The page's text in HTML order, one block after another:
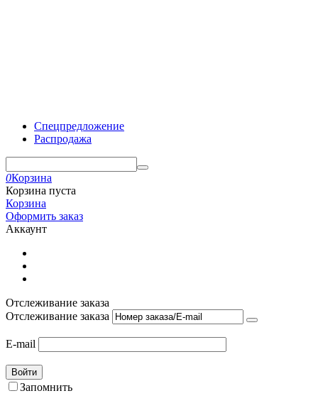
Спецпредложение
Распродажа
0Корзина
Корзина пуста
Корзина
Оформить заказ
Аккаунт
Отслеживание заказа
Отслеживание заказа
E-mail
Войти
Запомнить